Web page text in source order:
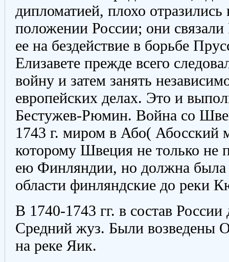
дипломатией, плохо
положении России; они
ее на бездействие в борьбе
Елизавете прежде всего
войну и затем занять
европейских делах. Это и
Бестужев-Рюмин. Война со
1743 г. миром в Або( Абосский
которому Швеция не только не
ею Финляндии, но должна была
области финляндские до реки
В 1740-1743 гг. в состав
Средний жуз. Были возведены
на реке Яик.